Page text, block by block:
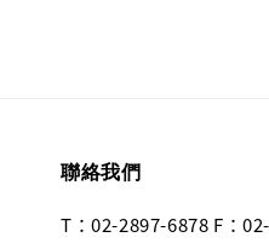
聯絡我們
T：02-2897-6878 F：